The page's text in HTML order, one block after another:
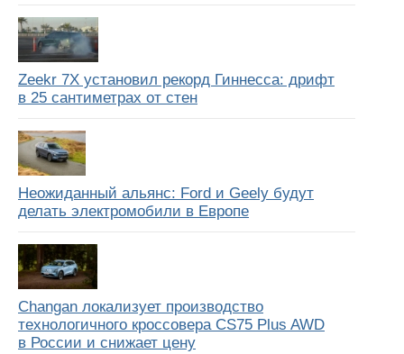
Zeekr 7X установил рекорд Гиннесса: дрифт
в 25 сантиметрах от стен
Неожиданный альянс: Ford и Geely будут
делать электромобили в Европе
Changan локализует производство
технологичного кроссовера CS75 Plus AWD
в России и снижает цену